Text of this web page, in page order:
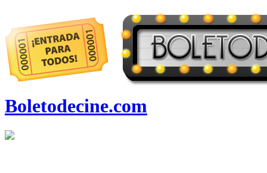
Boletodecine.com